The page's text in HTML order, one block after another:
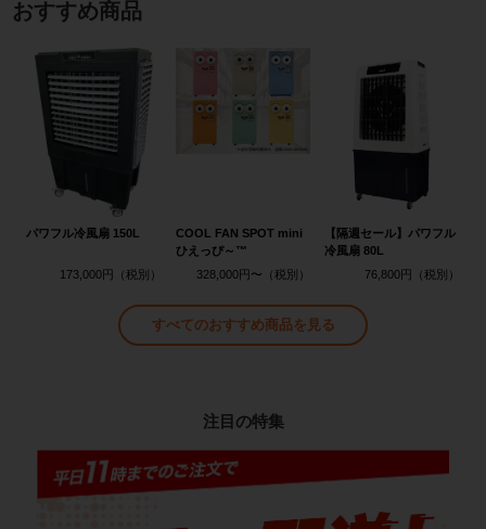
おすすめ商品
パワフル冷風扇 150L
173,000円
COOL FAN SPOT mini
ひえっぴ～™
328,000円〜
【隔週セール】パワフル
冷風扇 80L
76,800円
すべてのおすすめ商品を見る
注目の特集